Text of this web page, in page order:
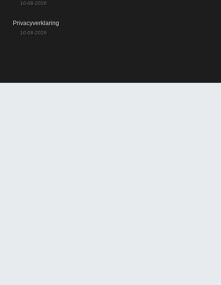
10-08-2026
Privacyverklaring
10-08-2026